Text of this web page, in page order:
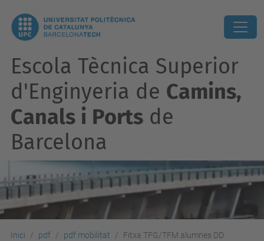
Escola Tècnica Superior
d'Enginyeria de Camins,
Canals i Ports de
Barcelona
Inici pdf pdf mobilitat Fitxa TFG/TFM alumnes DD